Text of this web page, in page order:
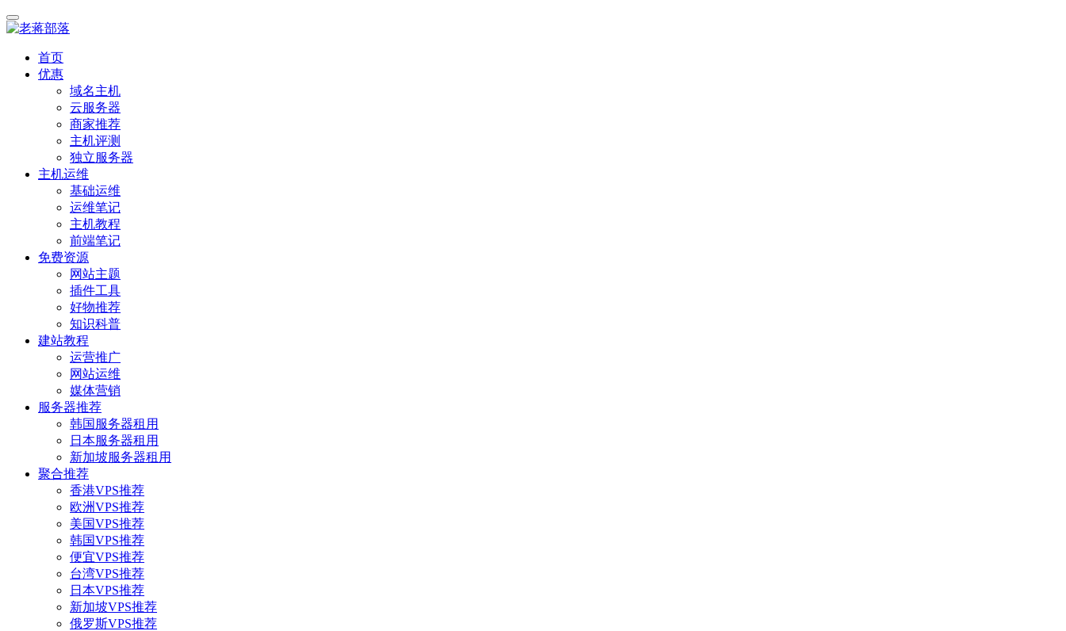
首页
优惠
域名主机
云服务器
商家推荐
主机评测
独立服务器
主机运维
基础运维
运维笔记
主机教程
前端笔记
免费资源
网站主题
插件工具
好物推荐
知识科普
建站教程
运营推广
网站运维
媒体营销
服务器推荐
韩国服务器租用
日本服务器租用
新加坡服务器租用
聚合推荐
香港VPS推荐
欧洲VPS推荐
美国VPS推荐
韩国VPS推荐
便宜VPS推荐
台湾VPS推荐
日本VPS推荐
新加坡VPS推荐
俄罗斯VPS推荐